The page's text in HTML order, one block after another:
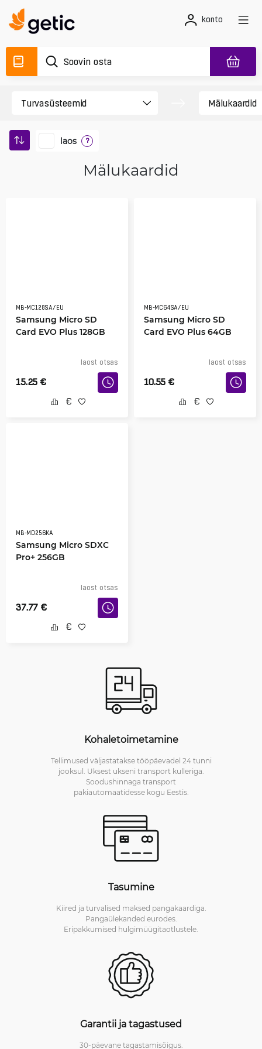
konto
laos ?
Mälukaardid
MB-MC128SA/EU
Samsung Micro SD
Card EVO Plus 128GB
laost otsas
15.25 €
MB-MC64SA/EU
Samsung Micro SD
Card EVO Plus 64GB
laost otsas
10.55 €
MB-MD256KA
Samsung Micro SDXC
Pro+ 256GB
laost otsas
37.77 €
Kohaletoimetamine
Tellimused väljastatakse tööpäevadel 24 tunni
jooksul. Uksest ukseni transport kulleriga.
Soodushinnaga transport
pakiautomaatidesse kogu Eestis.
Tasumine
Kiired ja turvalised maksed pangakaardiga.
Pangaülekanded eurodes.
Eripakkumised hulgimüügitaotlustele.
Garantii ja tagastused
30-päevane tagastamisõigus.